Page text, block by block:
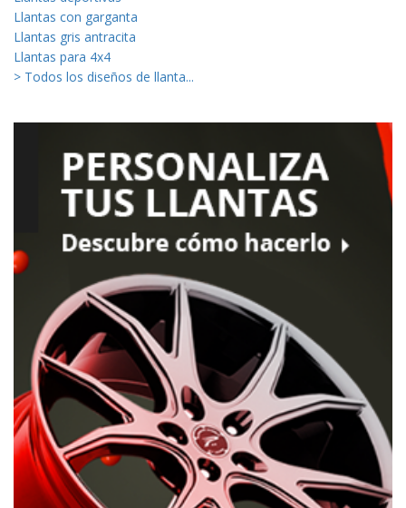
Llantas con garganta
Llantas gris antracita
Llantas para 4x4
> Todos los diseños de llanta...